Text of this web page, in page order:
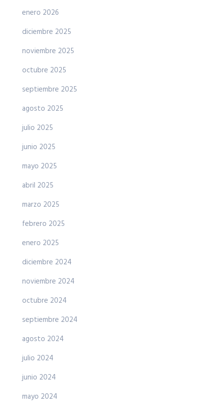
enero 2026
diciembre 2025
noviembre 2025
octubre 2025
septiembre 2025
agosto 2025
julio 2025
junio 2025
mayo 2025
abril 2025
marzo 2025
febrero 2025
enero 2025
diciembre 2024
noviembre 2024
octubre 2024
septiembre 2024
agosto 2024
julio 2024
junio 2024
mayo 2024